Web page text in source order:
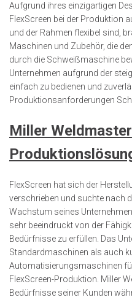
Aufgrund ihres einzigartigen
FlexScreen bei der Produktion
und der Rahmen flexibel sind,
Maschinen und Zubehör, die
durch die Schweißmaschine
Unternehmen aufgrund der
einfach zu bedienen und
Produktionsanforderungen
Miller
FlexScreen hat sich der
verschrieben und suchte nach
Wachstum seines
sehr beeindruckt von der
Bedürfnisse zu erfüllen. Das
Standardmaschinen als auch
Automatisierungsmaschinen
FlexScreen-Produktion. Miller
Bedürfnisse seiner Kunden